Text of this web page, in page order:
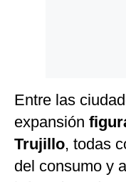
Entre las
expansión
Trujillo, todas
del consumo y